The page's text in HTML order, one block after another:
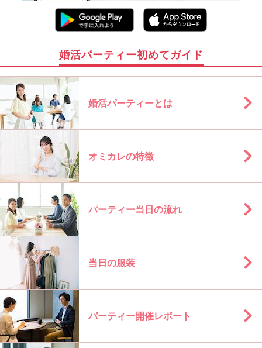
婚活パーティー初めてガイド
婚活パーティーとは
オミカレの特徴
パーティー当日の流れ
当日の服装
パーティー開催レポート